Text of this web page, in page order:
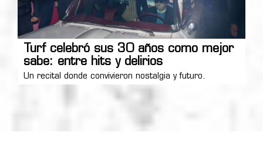
Turf celebró sus 30 años como mejor
sabe: entre hits y delirios
Un recital donde convivieron nostalgia y futuro.